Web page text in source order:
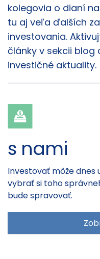
kolegovia o dianí
tu aj veľa ďalších
investovania.
články v sekcii blog
investičné aktuality.
s nami
Investovať môže dnes
vybrať si toho
bude spravovať.